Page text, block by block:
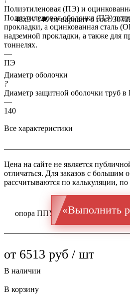
48x3 / 140 пэ вариант б гост
опора ППУ ГОСТ 20295 Ст
Полиэтиленовая (ПЭ) и
Полиэтиленовая оболочка (ПЭ)
прокладки, а оцинкованная сталь
надземной прокладки, а также для
тоннелях.
—
ПЭ
Диаметр оболочки
?
Диаметр защитной оболочки труб
—
140
Все характеристики
Цена на сайте не является
отличаться. Для заказов с большим
рассчитываются по калькуляции,
«Выполнить
от 6513 руб / шт
В наличии
В корзину